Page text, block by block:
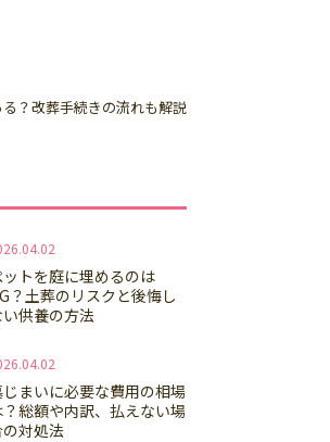
？改葬手続きの流れも解説
トを庭に埋めるのは
？土葬のリスクと後悔し
い供養の方法
じまいに必要な費用の相場
？総額や内訳、払えない場
対処法